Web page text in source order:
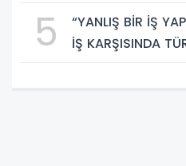
5
“YANLIŞ BİR İŞ
İŞ KARŞISINDA